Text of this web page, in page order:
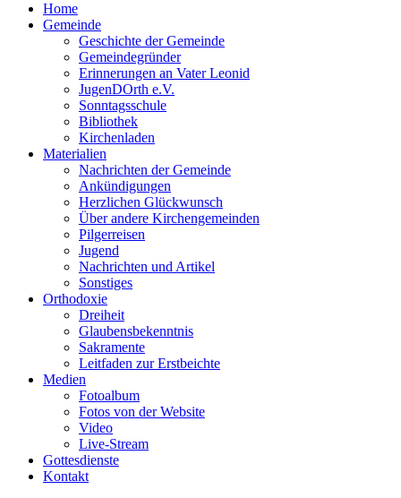
Home
Gemeinde
Geschichte der Gemeinde
Gemeindegründer
Erinnerungen an Vater Leonid
JugenDOrth e.V.
Sonntagsschule
Bibliothek
Kirchenladen
Materialien
Nachrichten der Gemeinde
Ankündigungen
Herzlichen Glückwunsch
Über andere Kirchengemeinden
Pilgerreisen
Jugend
Nachrichten und Artikel
Sonstiges
Orthodoxie
Dreiheit
Glaubensbekenntnis
Sakramente
Leitfaden zur Erstbeichte
Medien
Fotoalbum
Fotos von der Website
Video
Live-Stream
Gottesdienste
Kontakt